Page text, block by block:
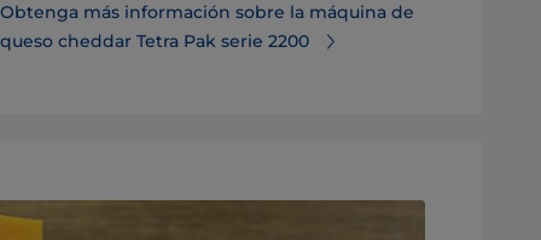
Obtenga más información sobre la máquina de
queso cheddar Tetra Pak serie 2200